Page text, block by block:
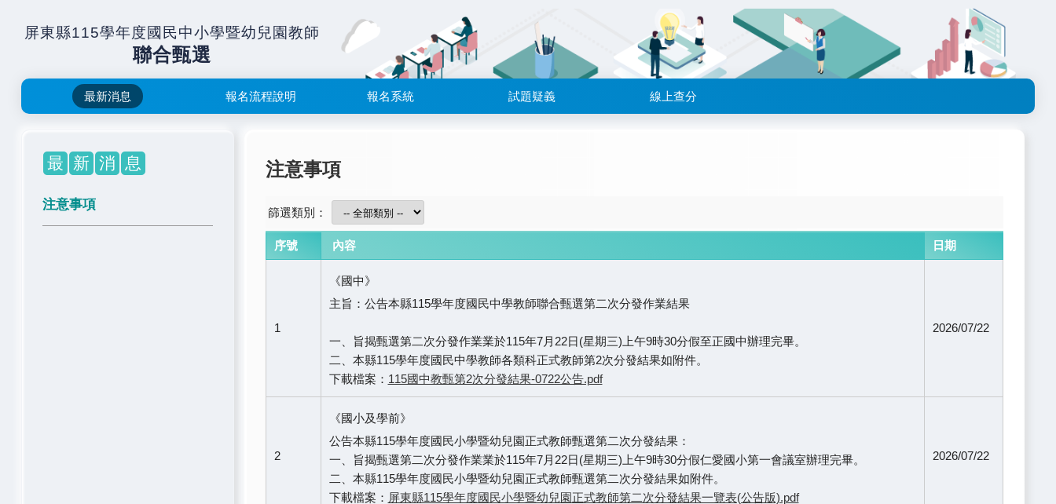
屏東縣115學年度國民中小學暨幼兒園教師
聯合甄選
最新消息 報名流程說明 報名系統 試題疑義 線上查分
最 新 消 息
注意事項
注意事項
篩選類別：
序號 內容 日期
1
《國中》
主旨：公告本縣115學年度國民中學教師聯合甄選第二次分發作業結果
一、旨揭甄選第二次分發作業業於115年7月22日(星期三)上午9時30分假至正國中辦理完畢。
二、本縣115學年度國民中學教師各類科正式教師第2次分發結果如附件。
下載檔案： 115國中教甄第2次分發結果-0722公告.pdf
2026/07/22
2
《國小及學前》
公告本縣115學年度國民小學暨幼兒園正式教師甄選第二次分發結果：
一、旨揭甄選第二次分發作業業於115年7月22日(星期三)上午9時30分假仁愛國小第一會議室辦理完畢。
二、本縣115學年度國民小學暨幼兒園正式教師甄選第二次分發結果如附件。
下載檔案： 屏東縣115學年度國民小學暨幼兒園正式教師第二次分發結果一覽表(公告版).pdf
2026/07/22